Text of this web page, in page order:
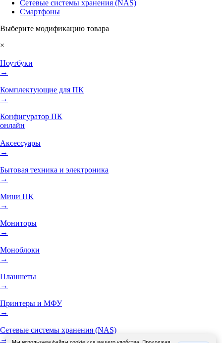
Сетевые системы хранения (NAS)
Смартфоны
Выберите модификацию товара
×
Ноутбуки
→
Комплектующие для ПК
→
Конфигуратор ПК
онлайн
Аксессуары
→
Бытовая техника и электроника
→
Мини ПК
→
Мониторы
→
Моноблоки
→
Планшеты
→
Принтеры и МФУ
→
Сетевые системы хранения (NAS)
→